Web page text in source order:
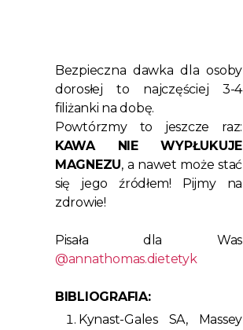
Bezpieczna dawka dla osoby
dorosłej to najczęściej 3-4
filiżanki na dobę.
Powtórzmy to jeszcze raz:
KAWA NIE WYPŁUKUJE
MAGNEZU, a nawet może stać
się jego źródłem! Pijmy na
zdrowie!
Pisała dla Was
@annathomas.dietetyk
BIBLIOGRAFIA:
Kynast-Gales SA, Massey